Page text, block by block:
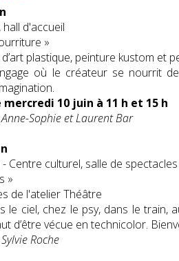
d'accueil
»
plastique, peinture kustom et
où le créateur se nourrit
10 juin à 11 h et 15 h
Sophie et Laurent Bar
Centre culturel, salle de spectacles
»
de l'atelier Théâtre
le ciel, chez le psy, dans le train,
d’être vécue en technicolor.
Roche